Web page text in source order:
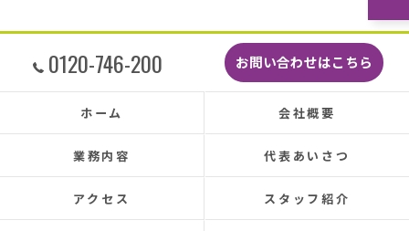
しっかり直していただいたのでその後雨漏りも
もちろんなく、先日はかなりのドシャ降りでし
たがポツポツ音も一切ありませんでした。
本当に井澤さんにお願いしてよかったです、ま
た皆さまとても感じの良い方ばかりで安心して
お任せできました。
あと口コミを書いてくださった皆さまのおかげ
で井澤産業さんを知ることができました。
この場をお借りして感謝いたします。
0120-746-200 お問い合わせはこちら
ホーム 会社概要
業務内容 代表あいさつ
アクセス スタッフ紹介